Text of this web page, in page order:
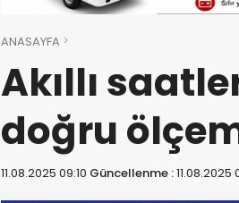
ANASAYFA
Akıllı
doğru
11.08.2025 09:10 Güncellenme :11.08.2025